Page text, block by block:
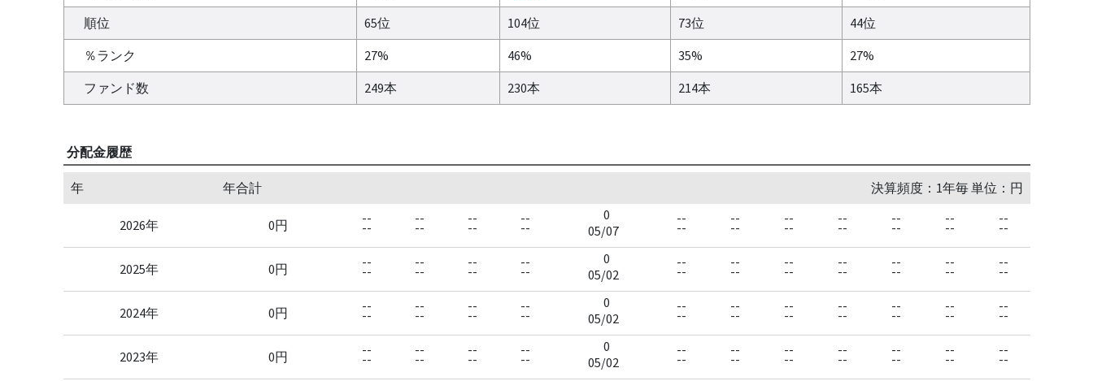
順位
65位 104位 73位
44位
％ランク
27% 46% 35%
27%
ファンド数
249本 230本 214本 165本
分配金履歴
年 年合計 決算頻度：1年毎 単位：円
2026年 0円 --
--
--
--
--
--
--
--
0
05/07
--
--
--
--
--
--
--
--
--
--
--
--
--
--
2025年 0円 --
--
--
--
--
--
--
--
0
05/02
--
--
--
--
--
--
--
--
--
--
--
--
--
--
2024年 0円 --
--
--
--
--
--
--
--
0
05/02
--
--
--
--
--
--
--
--
--
--
--
--
--
--
2023年 0円 --
--
--
--
--
--
--
--
0
05/02
--
--
--
--
--
--
--
--
--
--
--
--
--
--